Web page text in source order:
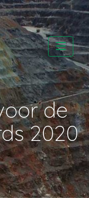
de
2020